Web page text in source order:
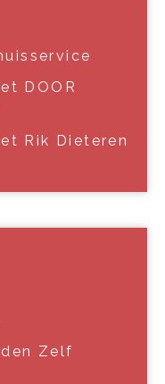
DOOR
Rik Dieteren
Zelf